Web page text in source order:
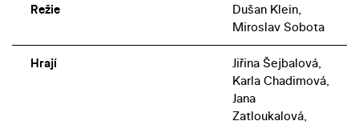
Režie
Dušan Klein,
Miroslav Sobota
Hrají
Jiřina Šejbalová,
Karla Chadimová,
Jana
Zatloukalová,